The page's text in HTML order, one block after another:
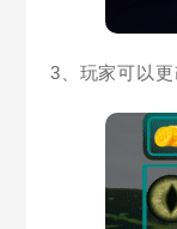
3、玩家可以